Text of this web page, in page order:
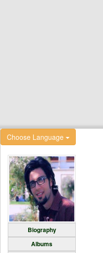
Choose Language
Biography
Albums